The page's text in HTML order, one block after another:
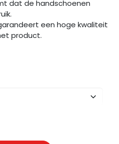
dat de handschoenen
een hoge kwaliteit
product.